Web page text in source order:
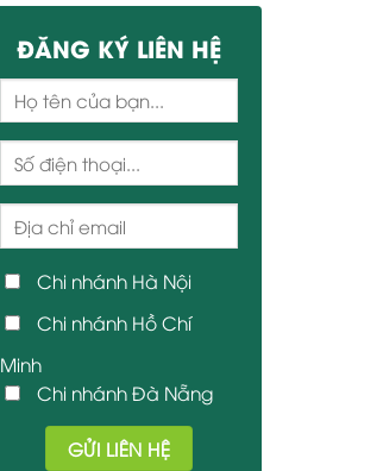
ĐĂNG KÝ LIÊN HỆ
Chi nhánh Hà Nội
Chi nhánh Hồ Chí
Minh
Chi nhánh Đà Nẵng